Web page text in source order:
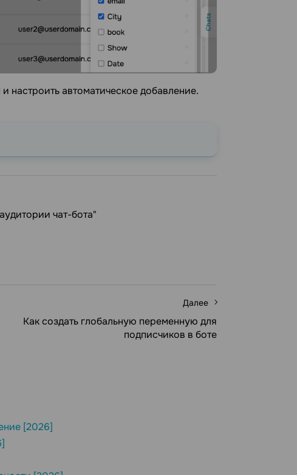
настроить автоматическое добавление.
чат-бота"
Далее
Как создать глобальную переменную для
подписчиков в боте
[2026]